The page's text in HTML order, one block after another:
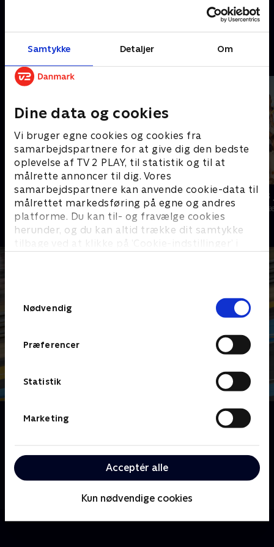
Samtykke Detaljer Om
Dine data og cookies
Vi bruger egne cookies og cookies fra
samarbejdspartnere for at give dig den bedste
oplevelse af TV 2 PLAY, til statistik og til at
målrette annoncer til dig. Vores
samarbejdspartnere kan anvende cookie-data til
målrettet markedsføring på egne og andres
platforme. Du kan til- og fravælge cookies
herunder, og du kan altid trække dit samtykke
tilbage ved at klikke på ’Cookie-indstillinger’ i
Nødvendig
Præferencer
Statistik
Marketing
Acceptér alle
Kun nødvendige cookies
store racerløb.
Klovn
Komedie • 11 sæsoner
24
TV-Shows • 1
Om Vejen til Le Mans
ræs venter med intenst drama og masser af
hestekræfter. Programmet her ser frem mod årets
version af det store racerløb.